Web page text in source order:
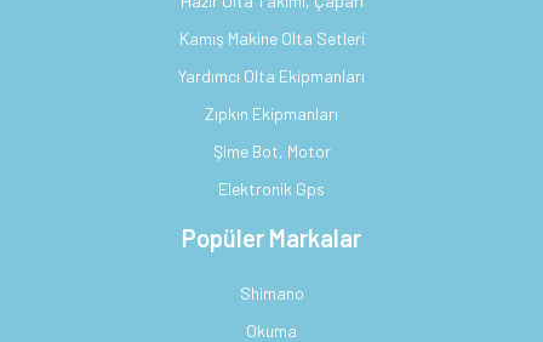
Kamış Makine Olta Setleri
Yardımcı Olta Ekipmanları
Zıpkın Ekipmanları
Şime Bot, Motor
Elektronik Gps
Popüler Markalar
Shimano
Okuma